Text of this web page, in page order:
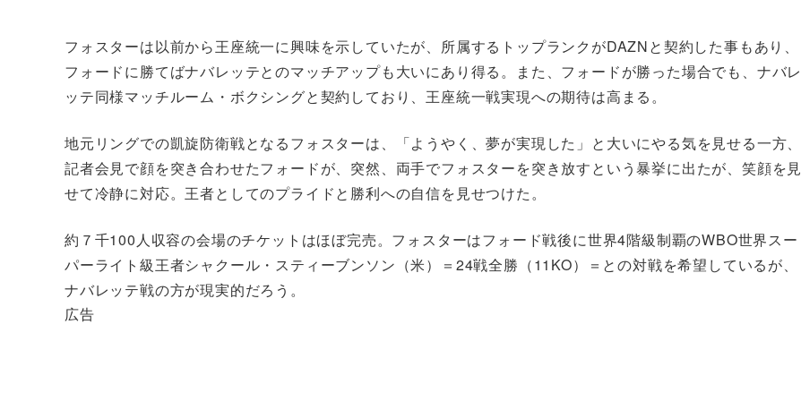
フォスターは以前から王座統一に興味を示していたが、所属するトップランクがDAZNと契約した事もあり、
フォードに勝てばナバレッテとのマッチアップも大いにあり得る。また、フォードが勝った場合でも、ナバレ
ッテ同様マッチルーム・ボクシングと契約しており、王座統一戦実現への期待は高まる。
地元リングでの凱旋防衛戦となるフォスターは、「ようやく、夢が実現した」と大いにやる気を見せる一方、
記者会見で顔を突き合わせたフォードが、突然、両手でフォスターを突き放すという暴挙に出たが、笑顔を見
せて冷静に対応。王者としてのプライドと勝利への自信を見せつけた。
約７千100人収容の会場のチケットはほぼ完売。フォスターはフォード戦後に世界4階級制覇のWBO世界スー
パーライト級王者シャクール・スティーブンソン（米）＝24戦全勝（11KO）＝との対戦を希望しているが、
ナバレッテ戦の方が現実的だろう。
広告